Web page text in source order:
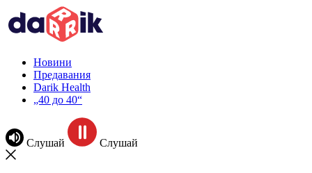
Новини
Предавания
Darik Health
„40 до 40“
Слушай Слушай